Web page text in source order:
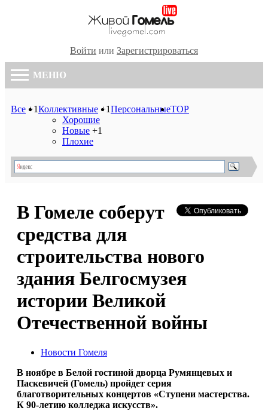
Войти или Зарегистрироваться
МЕНЮ
Все +1Коллективные +1
Хорошие
Новые +1
Плохие
ПерсональныеTOP
В Гомеле соберут
средства для
строительства нового
здания Белгосмузея
истории Великой
Отечественной войны
Новости Гомеля
В ноябре в Белой гостиной дворца Румянцевых и
Паскевичей (Гомель) пройдет серия
благотворительных концертов «Ступени мастерства.
К 90-летию колледжа искусств».